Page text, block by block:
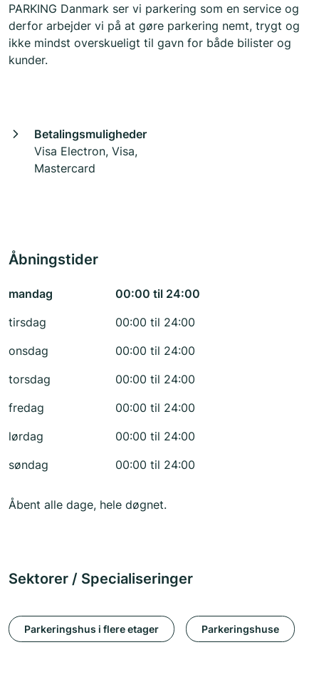
PARKING Danmark ser vi parkering som en service og
derfor arbejder vi på at gøre parkering nemt, trygt og
ikke mindst overskueligt til gavn for både bilister og
kunder.
Betalingsmuligheder
Visa Electron, Visa,
Mastercard
Åbningstider
mandag
00:00 til 24:00
tirsdag
00:00 til 24:00
onsdag
00:00 til 24:00
torsdag
00:00 til 24:00
fredag
00:00 til 24:00
lørdag
00:00 til 24:00
søndag
00:00 til 24:00
Åbent alle dage, hele døgnet.
Sektorer / Specialiseringer
Parkeringshus i flere etager Parkeringshuse